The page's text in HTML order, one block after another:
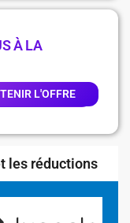
À LA
L'OFFRE
les réductions